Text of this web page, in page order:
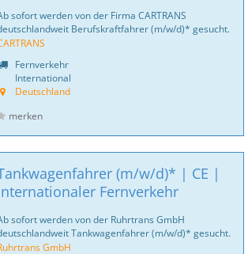
sofort werden von der Firma CARTRANS
Berufskraftfahrer (m/w/d)* gesucht.
Fernverkehr
International
Deutschland
merken
(m/w/d)* | CE |
Fernverkehr
sofort werden von der Ruhrtrans GmbH
Tankwagenfahrer (m/w/d)* gesucht.
GmbH